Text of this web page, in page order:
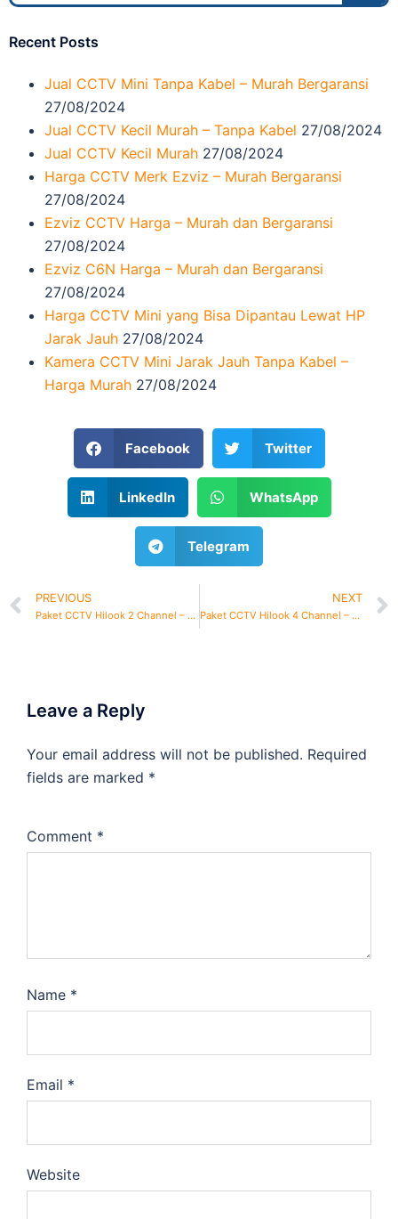
Recent Posts
Jual CCTV Mini Tanpa Kabel – Murah Bergaransi
27/08/2024
Jual CCTV Kecil Murah – Tanpa Kabel 27/08/2024
Jual CCTV Kecil Murah 27/08/2024
Harga CCTV Merk Ezviz – Murah Bergaransi
27/08/2024
Ezviz CCTV Harga – Murah dan Bergaransi
27/08/2024
Ezviz C6N Harga – Murah dan Bergaransi
27/08/2024
Harga CCTV Mini yang Bisa Dipantau Lewat HP
Jarak Jauh 27/08/2024
Kamera CCTV Mini Jarak Jauh Tanpa Kabel –
Harga Murah 27/08/2024
Facebook Twitter
LinkedIn WhatsApp
Telegram
PREVIOUS
Paket CCTV Hilook 2 Channel – Harga Murah
NEXT
Paket CCTV Hilook 4 Channel – Harga Murah
Leave a Reply
Your email address will not be published. Required
fields are marked *
Comment *
Name *
Email *
Website